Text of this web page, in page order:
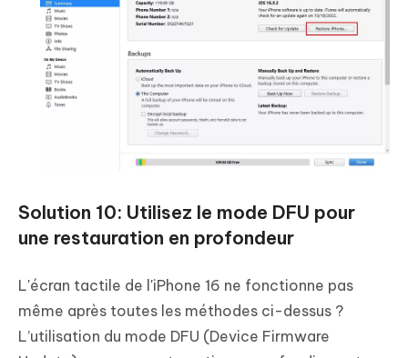
Solution 10: Utilisez le mode DFU pour
une restauration en profondeur
L'écran tactile de l'iPhone 16 ne fonctionne pas
même après toutes les méthodes ci-dessus ?
L’utilisation du mode DFU (Device Firmware